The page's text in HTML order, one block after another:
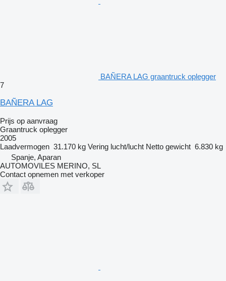
BAÑERA LAG graantruck oplegger
7
BAÑERA LAG
Prijs op aanvraag
Graantruck oplegger
2005
Laadvermogen 31.170 kg Vering lucht/lucht Netto gewicht 6.830 kg
Spanje, Aparan
AUTOMOVILES MERINO, SL
Contact opnemen met verkoper